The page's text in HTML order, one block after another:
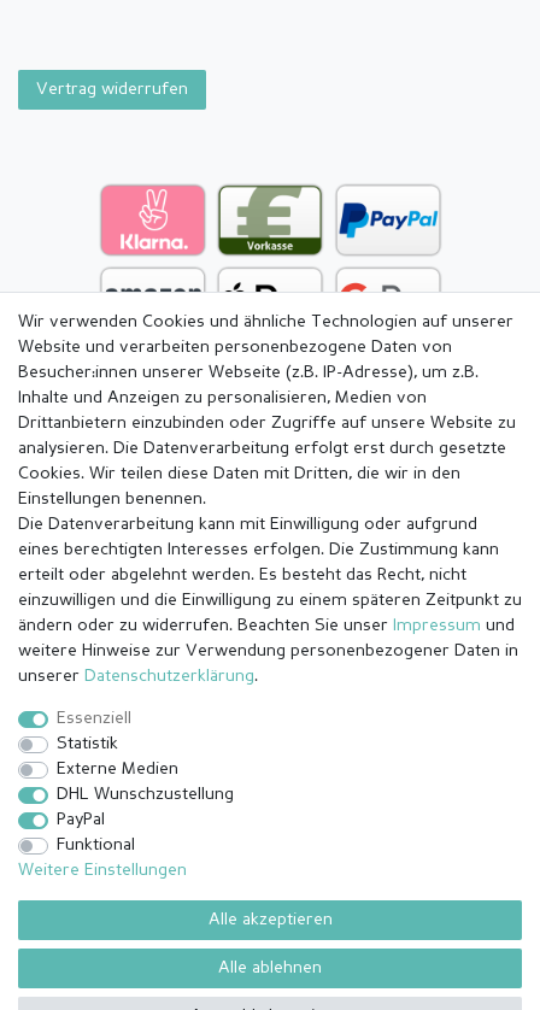
Vertrag widerrufen
Impressum Daten­schutz­erklärung
Barrierefreiheitserklärung
© Copyright 2026 | Alle Rechte vorbehalten.
¹ Alle bezahlten Bestellungen bis 14 Uhr werden am selben Tag (Mo-
Fr außer Feiertage) versendet außer angefertigte Ware
Wir verwenden Cookies und ähnliche Technologien auf unserer
Website und verarbeiten personenbezogene Daten von
Besucher:innen unserer Webseite (z.B. IP-Adresse), um z.B.
Inhalte und Anzeigen zu personalisieren, Medien von
Drittanbietern einzubinden oder Zugriffe auf unsere Website zu
analysieren. Die Datenverarbeitung erfolgt erst durch gesetzte
Cookies. Wir teilen diese Daten mit Dritten, die wir in den
Einstellungen benennen.
Die Datenverarbeitung kann mit Einwilligung oder aufgrund
eines berechtigten Interesses erfolgen. Die Zustimmung kann
erteilt oder abgelehnt werden. Es besteht das Recht, nicht
einzuwilligen und die Einwilligung zu einem späteren Zeitpunkt zu
ändern oder zu widerrufen. Beachten Sie unser Impressum und
weitere Hinweise zur Verwendung personenbezogener Daten in
unserer Daten­schutz­erklärung.
Essenziell
Statistik
Externe Medien
DHL Wunschzustellung
PayPal
Funktional
Weitere Einstellungen
Alle akzeptieren
Alle ablehnen